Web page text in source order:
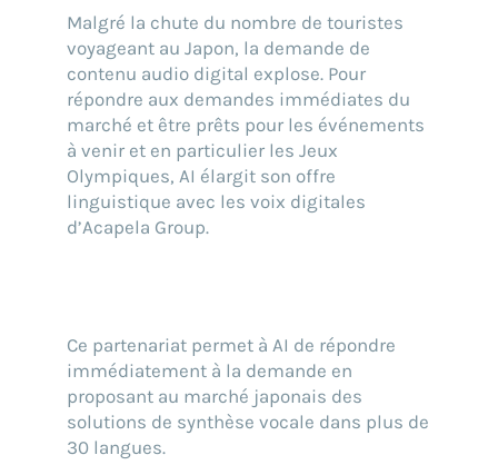
Malgré la chute du nombre de touristes
voyageant au Japon, la demande de
contenu audio digital explose. Pour
répondre aux demandes immédiates du
marché et être prêts pour les événements
à venir et en particulier les Jeux
Olympiques, AI élargit son offre
linguistique avec les voix digitales
d’Acapela Group.
Ce partenariat permet à AI de répondre
immédiatement à la demande en
proposant au marché japonais des
solutions de synthèse vocale dans plus de
30 langues.